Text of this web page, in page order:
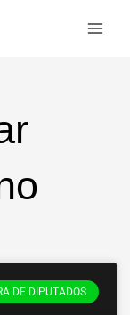
DE DIPUTADOS